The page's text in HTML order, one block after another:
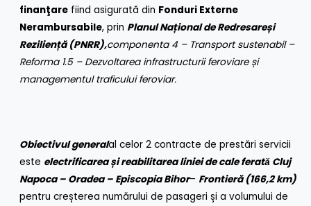
finanţare fiind asigurată din Fonduri Externe
Nerambursabile, prin Planul Național de Redresareși
Reziliență (PNRR),componenta 4 – Transport sustenabil –
Reforma 1.5 – Dezvoltarea infrastructurii feroviare și
managementul traficului feroviar.
Obiectivul generalal celor 2 contracte de prestări servicii
este electrificarea și reabilitarea liniei de cale feratǎ Cluj
Napoca – Oradea – Episcopia Bihor– Frontieră (166,2 km)
pentru creșterea numărului de pasageri și a volumului de